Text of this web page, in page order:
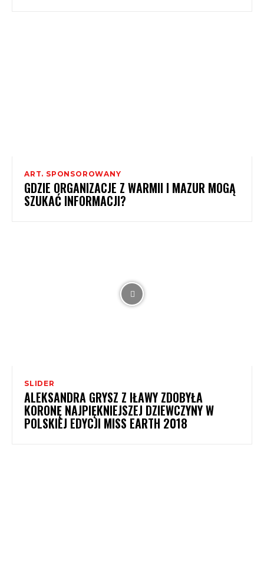
ART. SPONSOROWANY
GDZIE ORGANIZACJE Z WARMII I MAZUR MOGĄ
SZUKAĆ INFORMACJI?
SLIDER
ALEKSANDRA GRYSZ Z IŁAWY ZDOBYŁA
KORONĘ NAJPIĘKNIEJSZEJ DZIEWCZYNY W
POLSKIEJ EDYCJI MISS EARTH 2018